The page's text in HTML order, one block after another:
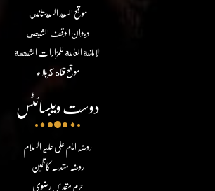
موقع السيد السيستاني
ديوان الوقف الشيعي
الامانة العامة للمزارات الشيعية
موقع قناة كربلاء
دوست ویبسائٹس
روضہ امام علی علیہ السلام
روضہ مقدسہ کاظمین
حرم مقدس رضوی